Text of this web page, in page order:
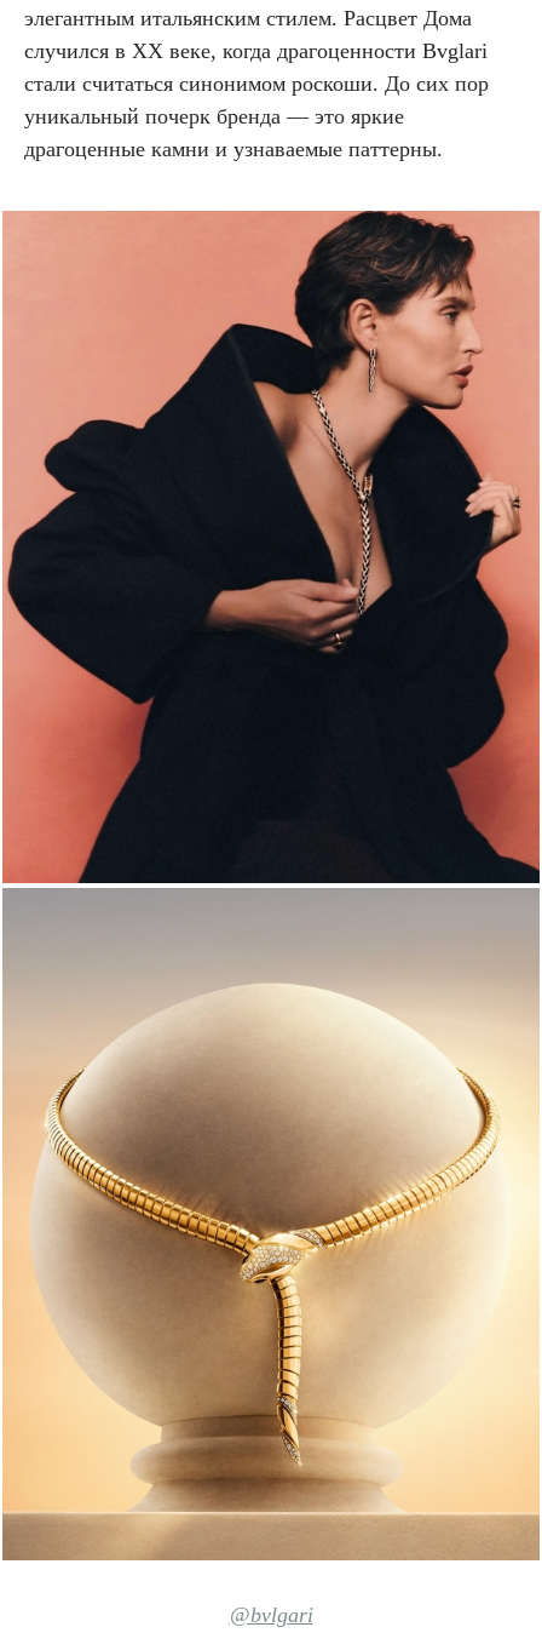
элегантным итальянским стилем. Расцвет Дома
случился в XX веке, когда драгоценности Bvglari
стали считаться синонимом роскоши. До сих пор
уникальный почерк бренда — это яркие
драгоценные камни и узнаваемые паттерны.
@bvlgari